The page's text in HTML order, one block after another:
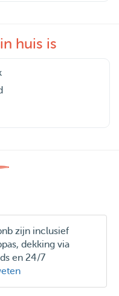
huis is
zijn inclusief
dekking via
en 24/7